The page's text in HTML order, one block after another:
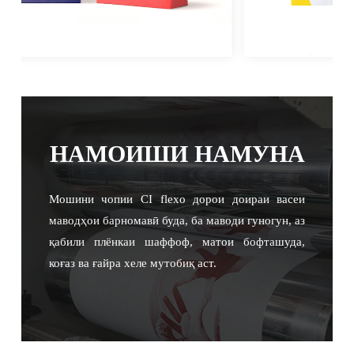
НАМОИШИ НАМУНА
Мошини чопии CI flexo дорои доираи васеи
маводҳои барномавӣ буда, ба маводи гуногун, аз
қабили плёнкаи шаффоф, матои бофташуда,
коғаз ва ғайра хеле мутобиқ аст.